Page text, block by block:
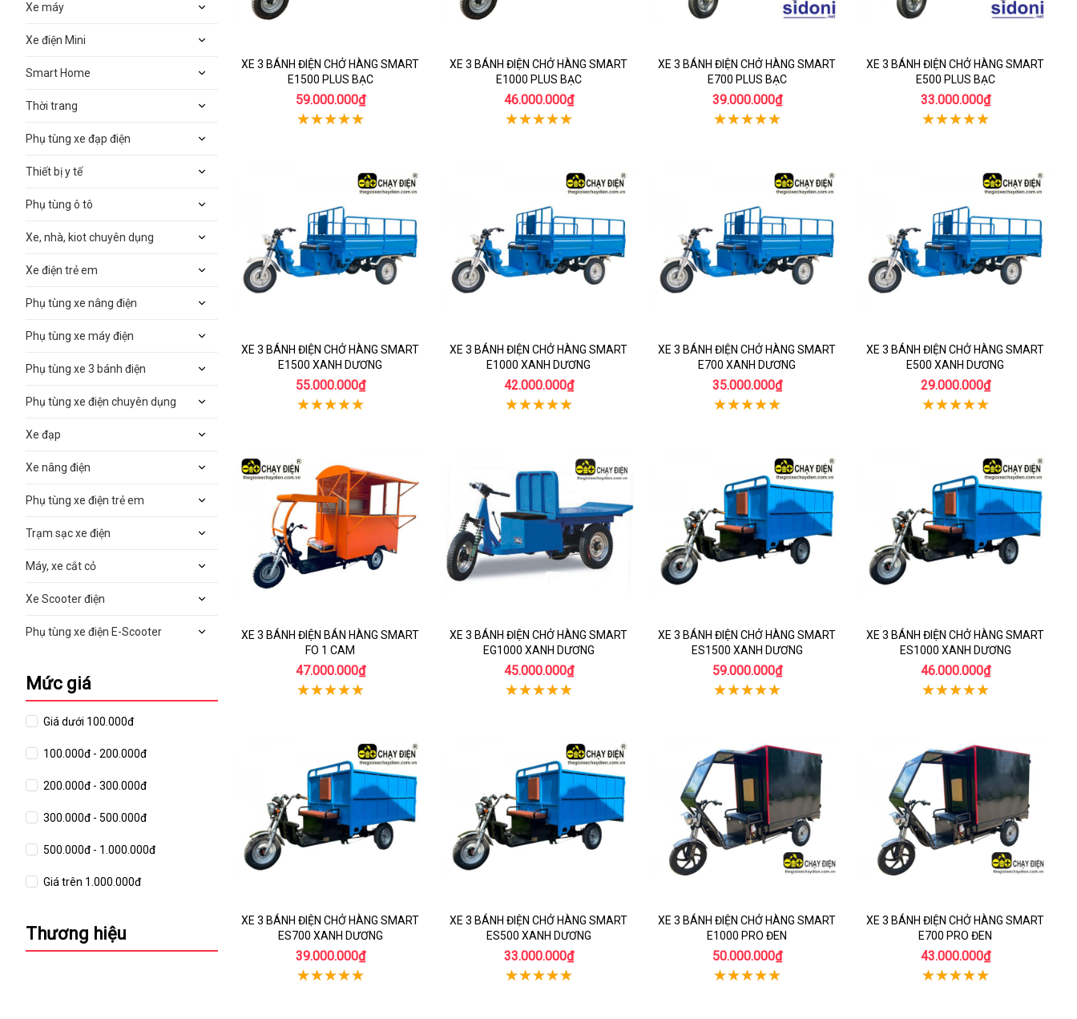
XE 3 BÁNH ĐIỆN CHỞ HÀNG SMART
E1500 PLUS BẠC
59.000.000₫
XE 3 BÁNH ĐIỆN CHỞ HÀNG SMART
E1000 PLUS BẠC
46.000.000₫
XE 3 BÁNH ĐIỆN CHỞ HÀNG SMART
E700 PLUS BẠC
39.000.000₫
XE 3 BÁNH ĐIỆN CHỞ HÀNG SMART
E500 PLUS BẠC
33.000.000₫
XE 3 BÁNH ĐIỆN CHỞ HÀNG SMART
E1500 XANH DƯƠNG
55.000.000₫
XE 3 BÁNH ĐIỆN CHỞ HÀNG SMART
E1000 XANH DƯƠNG
42.000.000₫
XE 3 BÁNH ĐIỆN CHỞ HÀNG SMART
E700 XANH DƯƠNG
35.000.000₫
XE 3 BÁNH ĐIỆN CHỞ HÀNG SMART
E500 XANH DƯƠNG
29.000.000₫
XE 3 BÁNH ĐIỆN BÁN HÀNG SMART
FO 1 CAM
47.000.000₫
XE 3 BÁNH ĐIỆN CHỞ HÀNG SMART
EG1000 XANH DƯƠNG
45.000.000₫
XE 3 BÁNH ĐIỆN CHỞ HÀNG SMART
ES1500 XANH DƯƠNG
59.000.000₫
XE 3 BÁNH ĐIỆN CHỞ HÀNG SMART
ES1000 XANH DƯƠNG
46.000.000₫
XE 3 BÁNH ĐIỆN CHỞ HÀNG SMART
ES700 XANH DƯƠNG
39.000.000₫
XE 3 BÁNH ĐIỆN CHỞ HÀNG SMART
ES500 XANH DƯƠNG
33.000.000₫
XE 3 BÁNH ĐIỆN CHỞ HÀNG SMART
E1000 PRO ĐEN
50.000.000₫
XE 3 BÁNH ĐIỆN CHỞ HÀNG SMART
E700 PRO ĐEN
43.000.000₫
Xe máy
Xe điện Mini
Smart Home
Thời trang
Phụ tùng xe đạp điện
Thiết bị y tế
Phụ tùng ô tô
Xe, nhà, kiot chuyên dụng
Xe điện trẻ em
Phụ tùng xe nâng điện
Phụ tùng xe máy điện
Phụ tùng xe 3 bánh điện
Phụ tùng xe điện chuyên dụng
Xe đạp
Xe nâng điện
Phụ tùng xe điện trẻ em
Trạm sạc xe điện
Máy, xe cắt cỏ
Xe Scooter điện
Phụ tùng xe điện E-Scooter
Mức giá
Giá dưới 100.000đ
100.000đ - 200.000đ
200.000đ - 300.000đ
300.000đ - 500.000đ
500.000đ - 1.000.000đ
Giá trên 1.000.000đ
Thương hiệu